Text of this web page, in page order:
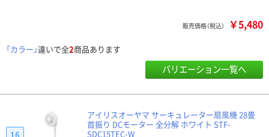
販売価格（税込） ￥5,480
「カラー」違いで全2商品あります
バリエーション一覧へ
アイリスオーヤマ サーキュレーター扇風機 28畳
首振り DCモーター 全分解 ホワイト STF-
SDC15TEC-W
16